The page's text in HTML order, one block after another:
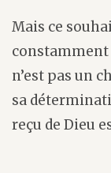
Mais ce
constamment
n’est pas un
sa
reçu de Dieu